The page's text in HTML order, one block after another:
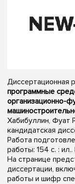
Диссертационная
программные
организационно-
Хабибуллин, Фуат
кандидатская
Работа
работы: 154 с. :
На странице
диссертации,
работы и шифр